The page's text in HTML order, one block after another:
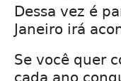
Dessa vez é
Janeiro irá
Se você quer
cada ano